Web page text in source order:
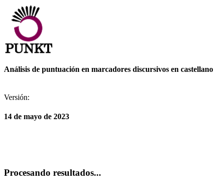
Análisis de puntuación en marcadores discursivos en castellano
Versión:
14 de mayo de 2023
Procesando resultados...